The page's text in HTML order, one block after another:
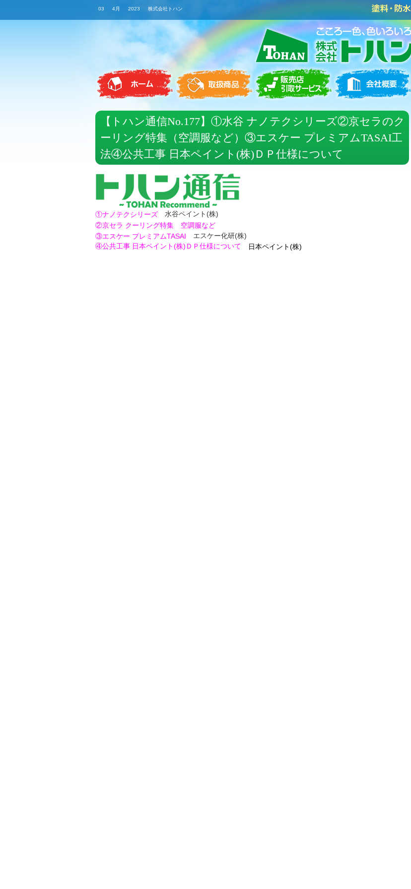
03 4月 2023 株式会社トハン
【トハン通信No.177】①水谷 ナノテクシリーズ②京セラのク
ーリング特集（空調服など）③エスケー プレミアムTASAI工
法④公共工事 日本ペイント(株)ＤＰ仕様について
①ナノテクシリーズ
水谷ペイント(株)
②京セラ クーリング特集 空調服など
③エスケー プレミアムTASAI エスケー化研(株)
④公共工事 日本ペイント(株)ＤＰ仕様について
日本ペイント(株)